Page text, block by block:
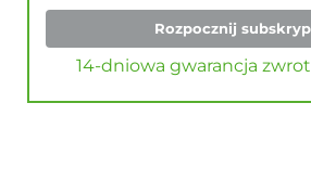
Rozpocznij
14-dniowa gwarancja